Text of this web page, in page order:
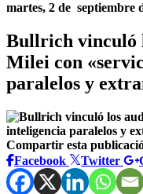
martes, 2 de septiembre
Bullrich vinculó
Milei con
paralelos y
Compartir esta
Facebook
Twitter